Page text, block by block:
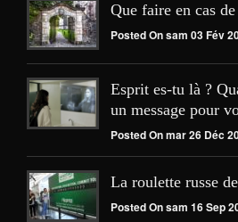
Que faire en cas
Posted On sam 03 Fév
Esprit es-tu là ?
un message pour
Posted On mar 26 Déc
La roulette russe
Posted On sam 16 Sep